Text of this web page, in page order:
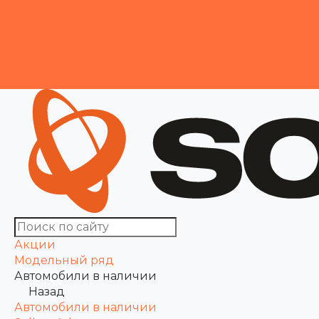
Акции
Модельный ряд
Автомобили в наличии
Назад
Автомобили в наличии